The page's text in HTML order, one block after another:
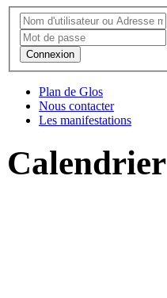
Connexion
Plan de Glos
Nous contacter
Les manifestations
Calendrier